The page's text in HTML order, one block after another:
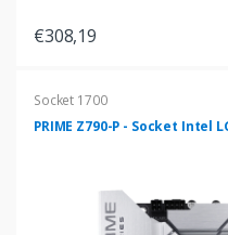
€308,19
Socket 1700
PRIME Z790-P - Socket Intel